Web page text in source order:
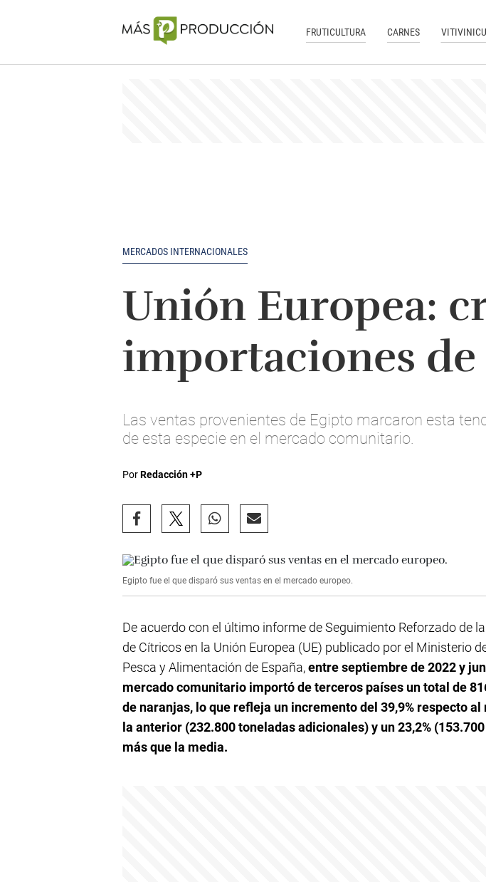
FRUTICULTURA CARNES
MERCADOS INTERNACIONALES
Unión Europea:
importaciones de
Las ventas provenientes de Egipto marcaron esta
de esta especie en el mercado comunitario.
PorRedacción +P
Egipto fue el que disparó sus ventas en el mercado europeo.
De acuerdo con el último informe de Seguimiento Reforzado de
de Cítricos en la Unión Europea (UE) publicado por el Ministerio
Pesca y Alimentación de España,entre septiembre de 2022 y
mercado comunitario importó de terceros países un total de
de naranjas, lo que refleja un incremento del 39,9% respecto
la anterior (232.800 toneladas adicionales) y un 23,2%
más que la media.